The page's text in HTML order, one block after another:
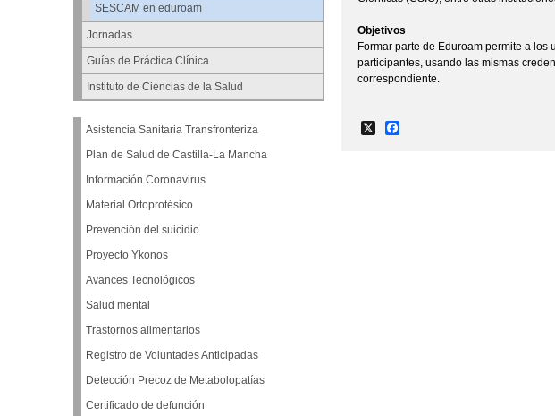
SESCAM en eduroam
Jornadas
Guías de Práctica Clínica
Instituto de Ciencias de la Salud
Asistencia Sanitaria Transfronteriza
Plan de Salud de Castilla-La Mancha
Información Coronavirus
Material Ortoprotésico
Prevención del suicidio
Proyecto Ykonos
Avances Tecnológicos
Salud mental
Trastornos alimentarios
Registro de Voluntades Anticipadas
Detección Precoz de Metabolopatías
Certificado de defunción
Objetivos
Formar parte de Eduroam permite a
participantes, usando las mismas
correspondiente.